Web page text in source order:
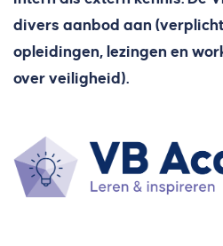
divers aanbod aan
opleidingen, lezingen en
over veiligheid).